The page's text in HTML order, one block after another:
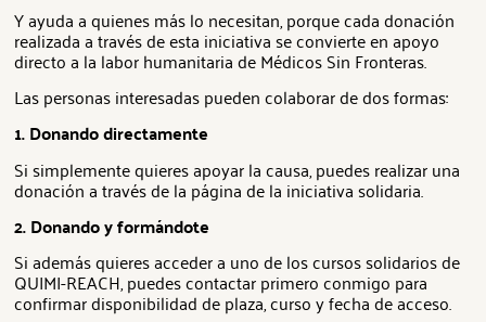
Y ayuda a quienes más lo necesitan, porque cada donación
realizada a través de esta iniciativa se convierte en apoyo
directo a la labor humanitaria de Médicos Sin Fronteras.
Las personas interesadas pueden colaborar de dos formas:
1. Donando directamente
Si simplemente quieres apoyar la causa, puedes realizar una
donación a través de la página de la iniciativa solidaria.
2. Donando y formándote
Si además quieres acceder a uno de los cursos solidarios de
QUIMI-REACH, puedes contactar primero conmigo para
confirmar disponibilidad de plaza, curso y fecha de acceso.